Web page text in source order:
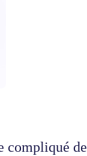
compliqué de